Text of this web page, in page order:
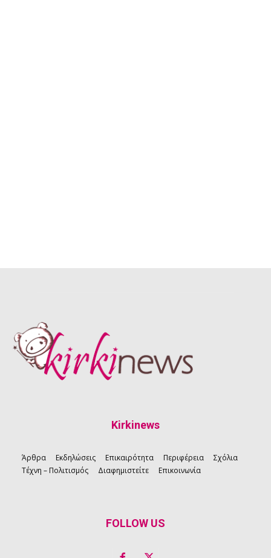
Kirkinews
Άρθρα Εκδηλώσεις Επικαιρότητα Περιφέρεια
Σχόλια
Τέχνη – Πολιτισμός
Διαφημιστείτε Επικοινωνία
FOLLOW US